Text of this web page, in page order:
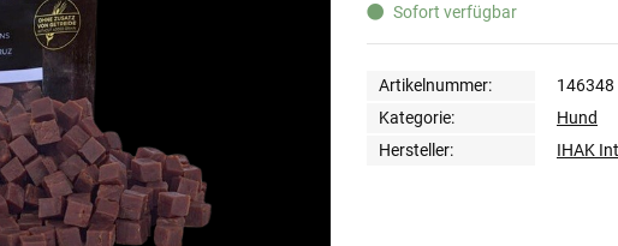
Sofort verfügbar
Artikelnummer:
146348
Kategorie:
Hund
Hersteller:
IHAK